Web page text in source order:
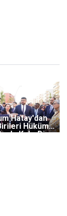
Hatay'dan
Hükümet
Kalır Diye